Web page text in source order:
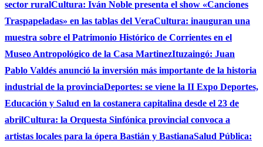
sector ruralCultura: Iván Noble presenta el show «Canciones
Traspapeladas» en las tablas del VeraCultura: inauguran una
muestra sobre el Patrimonio Histórico de Corrientes en el
Museo Antropológico de la Casa MartinezItuzaingó: Juan
Pablo Valdés anunció la inversión más importante de la historia
industrial de la provinciaDeportes: se viene la II Expo Deportes,
Educación y Salud en la costanera capitalina desde el 23 de
abrilCultura: la Orquesta Sinfónica provincial convoca a
artistas locales para la ópera Bastián y BastianaSalud Pública: